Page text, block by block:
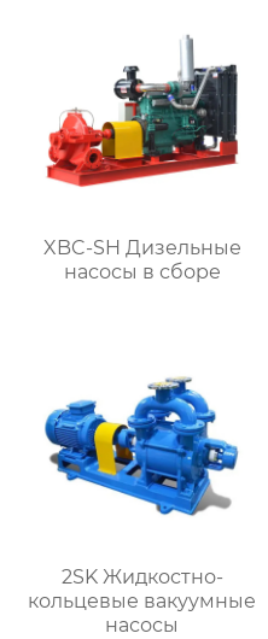
XBC-SH Дизельные
насосы в сборе
2SK Жидкостно-
кольцевые вакуумные
насосы